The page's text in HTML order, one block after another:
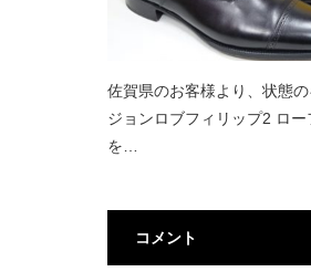
佐賀県のお客様より、状態
ジョンロブフィリップ2 ロー
を…
コメント